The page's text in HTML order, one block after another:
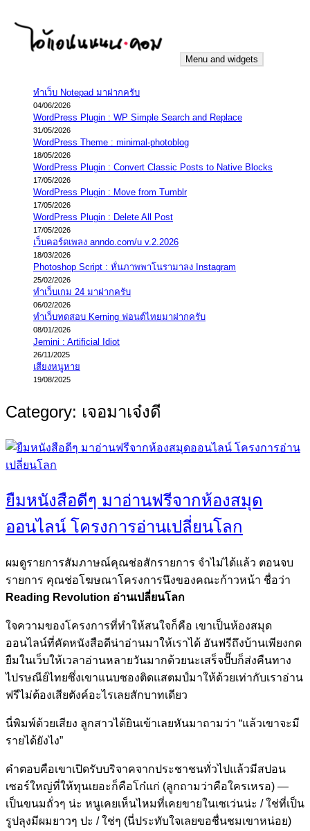
content
iannnnn.com
ความจริงมีสองด้าน คือจริงของมึง กับจริงของกู
Menu and widgets
ทำเว็บ Notepad มาฝากครับ
04/06/2026
WordPress Plugin : WP Simple Search and Replace
31/05/2026
WordPress Theme : minimal-photoblog
18/05/2026
WordPress Plugin : Convert Classic Posts to Native Blocks
17/05/2026
WordPress Plugin : Move from Tumblr
17/05/2026
WordPress Plugin : Delete All Post
17/05/2026
เว็บคอร์ดเพลง anndo.com/u v.2.2026
18/03/2026
Photoshop Script : หั่นภาพพาโนรามาลง Instagram
25/02/2026
ทำเว็บเกม 24 มาฝากครับ
06/02/2026
ทำเว็บทดสอบ Kerning ฟอนต์ไทยมาฝากครับ
08/01/2026
Jemini : Artificial Idiot
26/11/2025
เสียงหนูหาย
19/08/2025
Category: เจอมาเจ๋งดี
ยืมหนังสือดีๆ มาอ่านฟรีจากห้องสมุด
ออนไลน์ โครงการอ่านเปลี่ยนโลก
ผมดูรายการสัมภาษณ์คุณช่อสักรายการ จำไม่ได้แล้ว ตอนจบ
รายการ คุณช่อโฆษณาโครงการนึงของคณะก้าวหน้า ชื่อว่า
Reading Revolution อ่านเปลี่ยนโลก
ใจความของโครงการที่ทำให้สนใจก็คือ เขาเป็นห้องสมุด
ออนไลน์ที่คัดหนังสือดีน่าอ่านมาให้เราได้ อันฟรีถึงบ้านเพียงกด
ยืมในเว็บให้เวลาอ่านหลายวันมากด้วยนะเสร็จปั๊บก็ส่งคืนทาง
ไปรษณีย์ไทยซึ่งเขาแนบซองติดแสตมป์มาให้ด้วยเท่ากับเราอ่าน
ฟรีไม่ต้องเสียตังค์อะไรเลยสักบาทเดียว
นี่พิมพ์ด้วยเสียง ลูกสาวได้ยินเข้าเลยหันมาถามว่า “แล้วเขาจะมี
รายได้ยังไง”
คำตอบคือเขาเปิดรับบริจาคจากประชาชนทั่วไปแล้วมีสปอน
เซอร์ใหญ่ที่ให้ทุนเยอะก็คือโก๋แก่ (ลูกถามว่าคือใครเหรอ) —
เป็นขนมถั่วๆ น่ะ หนูเคยเห็นไหมที่เคยขายในเซเว่นน่ะ / ใช่ที่เป็น
รูปลุงมีผมยาวๆ ปะ / ใช่ๆ (นี่ประทับใจเลยขอชื่นชมเขาหน่อย)